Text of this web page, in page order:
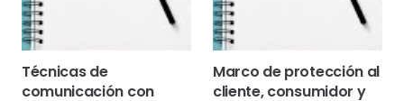
Técnicas de
comunicación con
Marco de protección al
cliente, consumidor y